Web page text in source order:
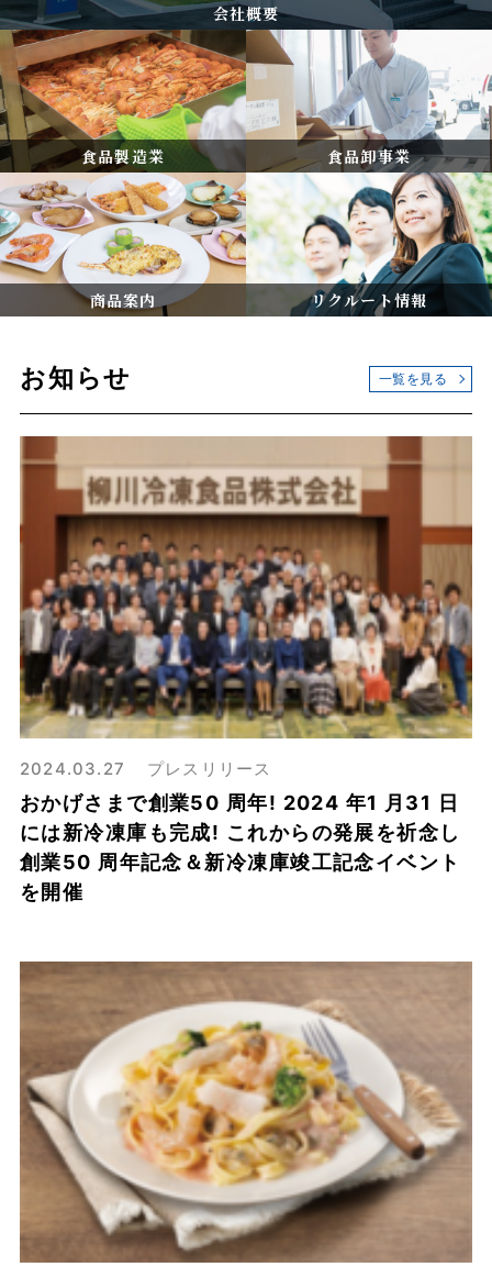
会社概要
食品製造業 食品卸事業
商品案内 リクルート情報
お知らせ 一覧を見る
2024.03.27 プレスリリース
おかげさまで創業50 周年! 2024 年1 月31 日
には新冷凍庫も完成! これからの発展を祈念し
創業50 周年記念＆新冷凍庫竣工記念イベント
を開催